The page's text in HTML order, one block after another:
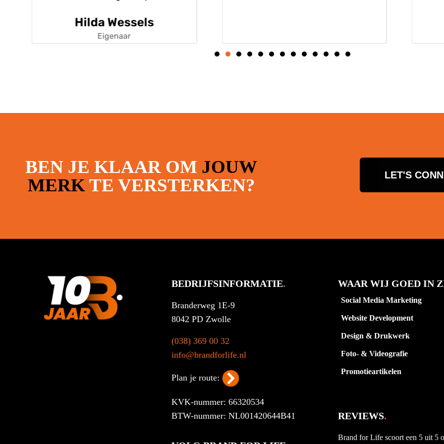
Hilda Wessels
Eigenaar
BEN JE KLAAR OM JOUW
MERKTE VERSTERKEN? LET'S
BEDRIJFSINFORMATIE.
Branderweg 1E-9
8042 PD Zwolle
(038) 369 00 32
info@brandforlife.nl
Plan je route:
KVK-nummer: 66320534
BTW-nummer: NL001420644B41
WAAR WIJ GOED IN
Social Media Marketing
Website Development
Design & Drukwerk
Foto- & Videografie
Promotieartikelen
REVIEWS.
Brand for Life scoort een 5 uit 5